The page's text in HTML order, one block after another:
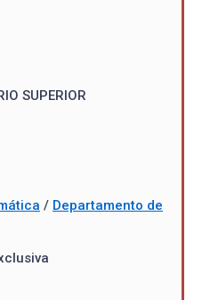
SUPERIOR
/ Departamento de